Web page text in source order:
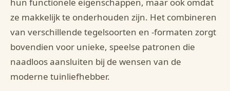
ze makkelijk te onderhouden zijn. Het combineren
van verschillende tegelsoorten en -formaten zorgt
bovendien voor unieke, speelse patronen die
naadloos aansluiten bij de wensen van de
moderne tuinliefhebber.